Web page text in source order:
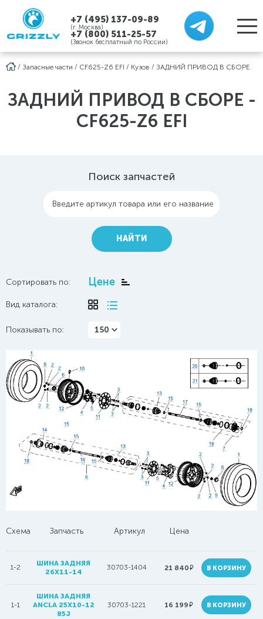
+7 (495) 137-09-89
(г. Москва)
+7 (800) 511-25-57
(Звонок бесплатный по России)
/ Запасные части / CF625-Z6 EFI / Кузов / ЗАДНИЙ ПРИВОД В СБОРЕ
ЗАДНИЙ ПРИВОД В СБОРЕ -
CF625-Z6 EFI
Поиск запчастей
Введите артикул товара или его название
НАЙТИ
Сортировать по: Цене
Вид каталога:
Показывать по: 150
Схема Запчасть Артикул Цена
1-2
ШИНА ЗАДНЯЯ
26X11-14
30703-1404 21 840руб. В КОРЗИНУ
1-1
ШИНА ЗАДНЯЯ
ANCLA 25X10-12
85J
30703-1221 16 199руб. В КОРЗИНУ